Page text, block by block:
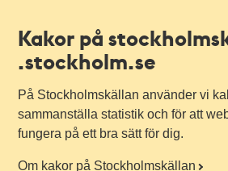
Kakor på
.stockholm.se
På Stockholmskällan använder vi
sammanställa statistik och för att
fungera på ett bra sätt för dig.
Om kakor på Stockholmskällan